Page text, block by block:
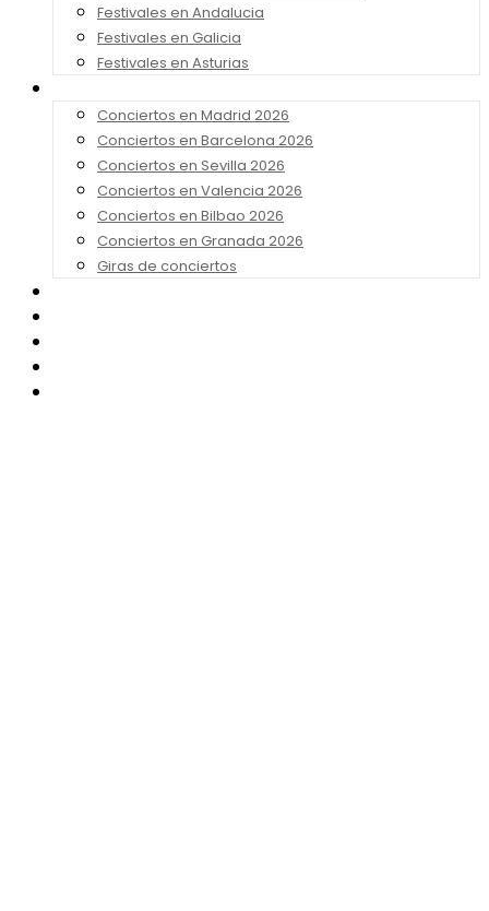
Festivales en Andalucia
Festivales en Galicia
Festivales en Asturias
Conciertos en Madrid 2026
Conciertos en Barcelona 2026
Conciertos en Sevilla 2026
Conciertos en Valencia 2026
Conciertos en Bilbao 2026
Conciertos en Granada 2026
Giras de conciertos